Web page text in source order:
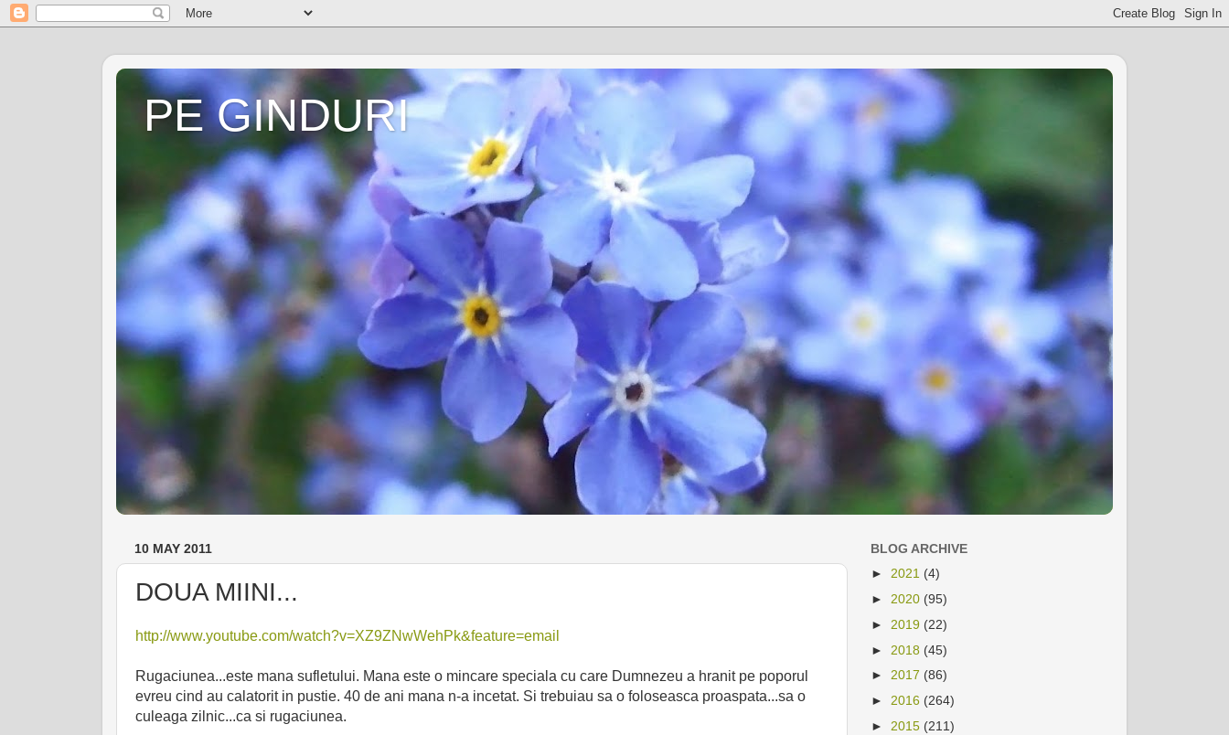
PE GINDURI
10 MAY 2011
DOUA MIINI...
http://www.youtube.com/watch?v=XZ9ZNwWehPk&feature=email
Rugaciunea...este mana sufletului. Mana este o mincare speciala cu care Dumnezeu a hranit pe poporul
evreu cind au calatorit in pustie. 40 de ani mana n-a incetat. Si trebuiau sa o foloseasca proaspata...sa o
culeaga zilnic...ca si rugaciunea.
BLOG ARCHIVE
► 2021 (4)
► 2020 (95)
► 2019 (22)
► 2018 (45)
► 2017 (86)
► 2016 (264)
► 2015 (211)